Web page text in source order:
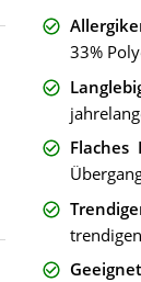
33%
Flaches